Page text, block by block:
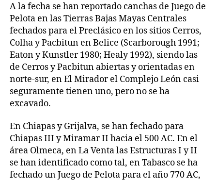
A la fecha se han reportado canchas de Juego de
Pelota en las Tierras Bajas Mayas Centrales
fechados para el Preclásico en los sitios Cerros,
Colha y Pacbitun en Belice (Scarborough 1991;
Eaton y Kunstler 1980; Healy 1992), siendo las
de Cerros y Pacbitun abiertas y orientadas en
norte-sur, en El Mirador el Complejo León casi
seguramente tienen uno, pero no se ha
excavado.
En Chiapas y Grijalva, se han fechado para
Chiapas III y Miramar II hacia el 500 AC. En el
área Olmeca, en La Venta las Estructuras I y II
se han identificado como tal, en Tabasco se ha
fechado un Juego de Pelota para el año 770 AC,